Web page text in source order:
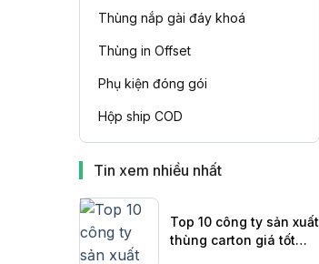
Thùng nắp gài đáy khoá
Thùng in Offset
Phụ kiện đóng gói
Hộp ship COD
Tin xem nhiều nhất
Top 10 công ty sản xuất
thùng carton giá tốt